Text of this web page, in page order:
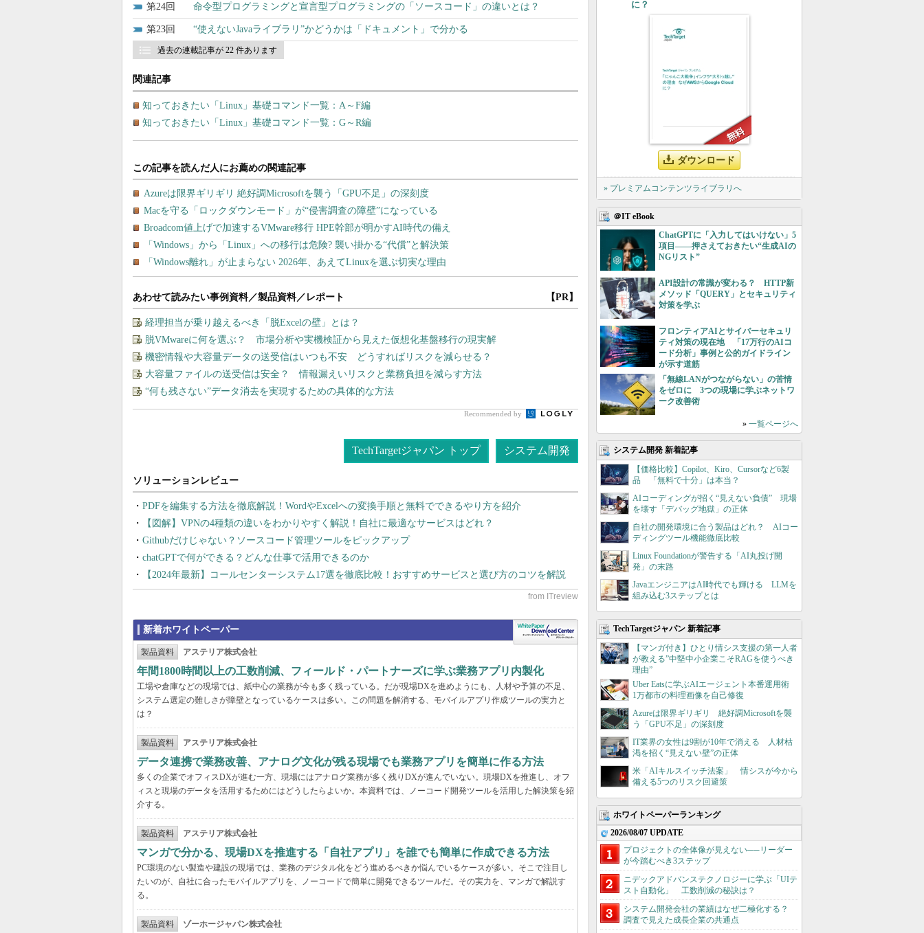
24 命令型プログラミングと宣言型プログラミングの「ソースコード」の違いとは？
23 “使えないJavaライブラリ”かどうかは「ドキュメント」で分かる
過去の連載記事が 22 件あります
関連記事
知っておきたい「Linux」基礎コマンド一覧：A～F編
知っておきたい「Linux」基礎コマンド一覧：G～R編
あわせて読みたい事例資料／製品資料／レポート 【PR】
経理担当が乗り越えるべき「脱Excelの壁」とは？
脱VMwareに何を選ぶ？ 市場分析や実機検証から見えた仮想化基盤移行の現実解
機密情報や大容量データの送受信はいつも不安 どうすればリスクを減らせる？
大容量ファイルの送受信は安全？ 情報漏えいリスクと業務負担を減らす方法
“何も残さない”データ消去を実現するための具体的な方法
Recommended by
TechTargetジャパン トップ システム開発
PDFを編集する方法を徹底解説！WordやExcelへの変換手順と無料でできるやり方を紹介
【図解】VPNの4種類の違いをわかりやすく解説！自社に最適なサービスはどれ？
Githubだけじゃない？ソースコード管理ツールをピックアップ
chatGPTで何ができる？どんな仕事で活用できるのか
【2024年最新】コールセンターシステム17選を徹底比較！おすすめサービスと選び方のコツを解説
新着ホワイトペーパー
製品資料 アステリア株式会社
年間1800時間以上の工数削減、フィールド・パートナーズに学ぶ業務アプリ内製化
工場や倉庫などの現場では、紙中心の業務が今も多く残っている。だが現場DXを進めようにも、人材や予算の不足、
システム選定の難しさが障壁となっているケースは多い。この問題を解消する、モバイルアプリ作成ツールの実力と
は？
製品資料 アステリア株式会社
データ連携で業務改善、アナログ文化が残る現場でも業務アプリを簡単に作る方法
多くの企業でオフィスDXが進む一方、現場にはアナログ業務が多く残りDXが進んでいない。現場DXを推進し、オフ
ィスと現場のデータを活用するためにはどうしたらよいか。本資料では、ノーコード開発ツールを活用した解決策を紹
介する。
製品資料 アステリア株式会社
マンガで分かる、現場DXを推進する「自社アプリ」を誰でも簡単に作成できる方法
PC環境のない製造や建設の現場では、業務のデジタル化をどう進めるべきか悩んでいるケースが多い。そこで注目し
たいのが、自社に合ったモバイルアプリを、ノーコードで簡単に開発できるツールだ。その実力を、マンガで解説す
る。
製品資料 ゾーホージャパン株式会社
に？
ダウンロード
» プレミアムコンテンツライブラリへ
＠IT eBook
ChatGPTに「入力してはいけない」5
項目――押さえておきたい“生成AIの
NGリスト”
API設計の常識が変わる？ HTTP新
メソッド「QUERY」とセキュリティ
対策を学ぶ
フロンティアAIとサイバーセキュリ
ティ対策の現在地 「17万行のAIコ
ード分析」事例と公的ガイドライン
が示す道筋
「無線LANがつながらない」の苦情
をゼロに 3つの現場に学ぶネットワ
ーク改善術
» 一覧ページへ
システム開発 新着記事
【価格比較】Copilot、Kiro、Cursorなど6製
品 「無料で十分」は本当？
AIコーディングが招く“見えない負債” 現場
を壊す「デバッグ地獄」の正体
自社の開発環境に合う製品はどれ？ AIコー
ディングツール機能徹底比較
Linux Foundationが警告する「AI丸投げ開
発」の末路
JavaエンジニアはAI時代でも輝ける LLMを
組み込む3ステップとは
TechTargetジャパン 新着記事
【マンガ付き】ひとり情シス支援の第一人者
が教える”中堅中小企業こそRAGを使うべき
理由”
Uber Eatsに学ぶAIエージェント本番運用術
1万都市の料理画像を自己修復
Azureは限界ギリギリ 絶好調Microsoftを襲
う「GPU不足」の深刻度
IT業界の女性は9割が10年で消える 人材枯
渇を招く“見えない壁”の正体
米「AIキルスイッチ法案」 情シスが今から
備える5つのリスク回避策
ホワイトペーパーランキング
2026/08/07 UPDATE
プロジェクトの全体像が見えない──リーダー
が今踏むべき3ステップ
ニデックアドバンステクノロジーに学ぶ「UIテ
スト自動化」 工数削減の秘訣は？
システム開発会社の業績はなぜ二極化する？
調査で見えた成長企業の共通点